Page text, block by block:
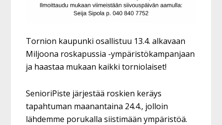
Tornion kaupunki osallistuu 13.4. alkavaan
Miljoona roskapussia -ympäristökampanjaan
ja haastaa mukaan kaikki torniolaiset!
SenioriPiste järjestää roskien keräys
tapahtuman maanantaina 24.4., jolloin
lähdemme porukalla siistimään ympäristöä.